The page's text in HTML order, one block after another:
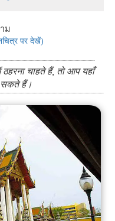
ม
पर देखें)
चाहते हैं, तो आप यहाँ
हैं।